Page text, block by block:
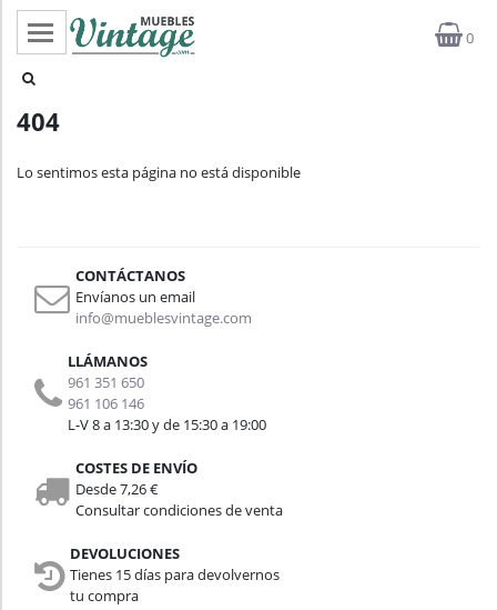
0
Top ventas
Outlet
Estilos
Profesionales
Contacto
404
Lo sentimos esta página no está disponible
CONTÁCTANOS
Envíanos un email
info@mueblesvintage.com
LLÁMANOS
961 351 650
961 106 146
L-V 8 a 13:30 y de 15:30 a 19:00
COSTES DE ENVÍO
Desde 7,26 €
Consultar condiciones de venta
DEVOLUCIONES
Tienes 15 días para devolvernos
tu compra